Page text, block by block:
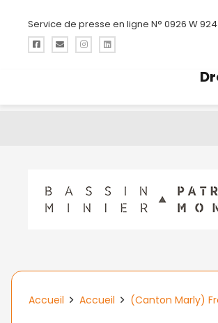
Service de presse en ligne N° 0926 W
Accueil Accueil (Canton Marly)